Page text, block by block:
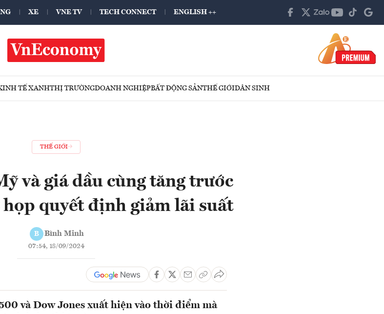
XE VNE TV TECH CONNECT ENGLISH ++
TẾ XANHTHỊ TRƯỜNGDOANH NGHIỆPBẤT ĐỘNG SẢNTHẾ GIỚIDÂN SINH
THẾ GIỚI
và giá dầu cùng tăng trước
quyết định giảm lãi suất
B Bình Minh
07:54, 18/09/2024
và Dow Jones xuất hiện vào thời điểm mà